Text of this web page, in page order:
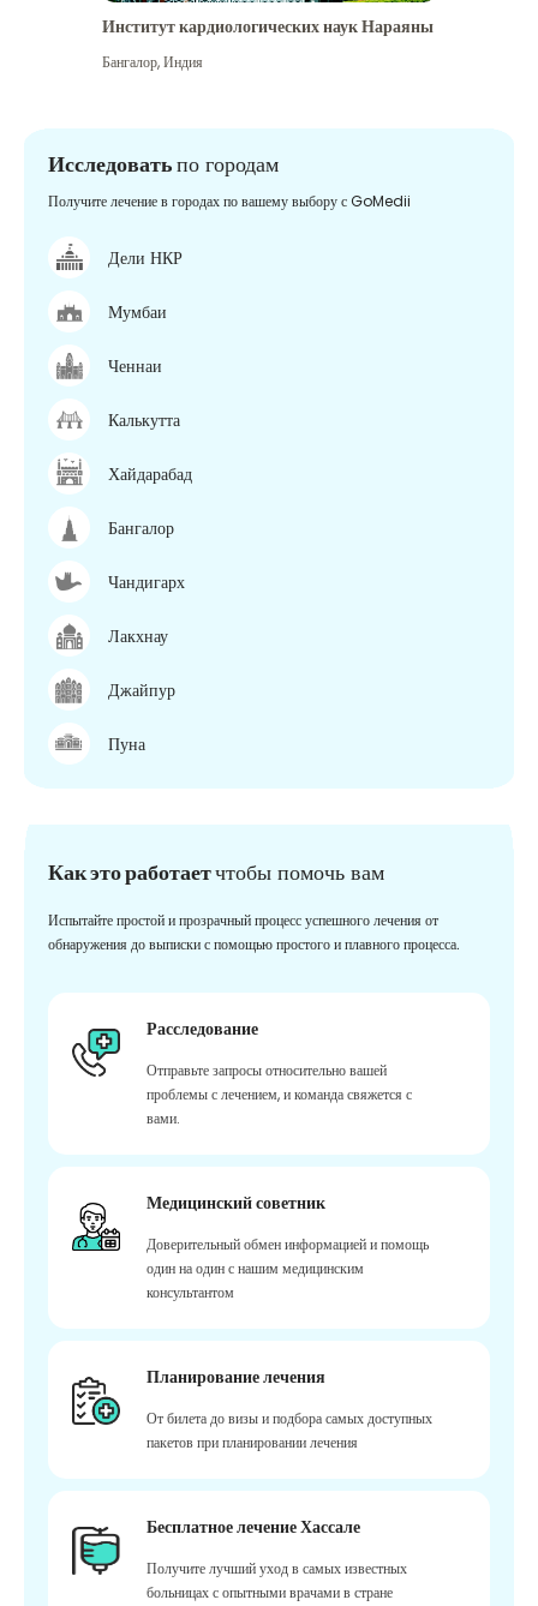
Институт кардиологических наук Нараяны
Бангалор,Индия
Исследоватьпо городам
Получите лечение в городах по вашему выбору с GoMedii
Дели НКР
Мумбаи
Ченнаи
Калькутта
Хайдарабад
Бангалор
Чандигарх
Лакхнау
Джайпур
Пуна
Как это работаетчтобы помочь вам
Испытайте простой и прозрачный процесс успешного лечения от
обнаружения до выписки с помощью простого и плавного процесса.
Расследование
Отправьте запросы относительно вашей
проблемы с лечением, и команда свяжется с
вами.
Медицинский советник
Доверительный обмен информацией и помощь
один на один с нашим медицинским
консультантом
Планирование лечения
От билета до визы и подбора самых доступных
пакетов при планировании лечения
Бесплатное лечение Хассале
Получите лучший уход в самых известных
больницах с опытными врачами в стране